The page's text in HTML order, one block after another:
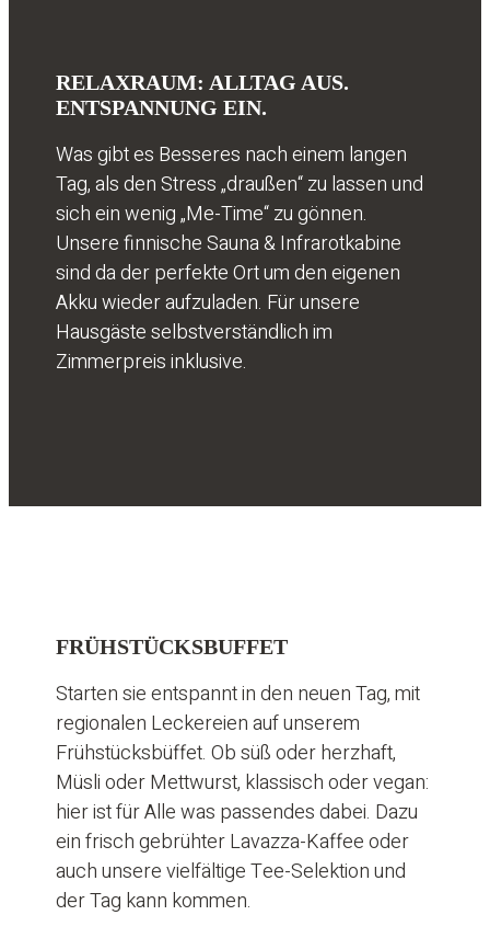
RELAXRAUM: ALLTAG AUS.
ENTSPANNUNG EIN.
Was gibt es Besseres nach einem langen
Tag, als den Stress „draußen“ zu lassen und
sich ein wenig „Me-Time“ zu gönnen.
Unsere finnische Sauna & Infrarotkabine
sind da der perfekte Ort um den eigenen
Akku wieder aufzuladen. Für unsere
Hausgäste selbstverständlich im
Zimmerpreis inklusive.
FRÜHSTÜCKSBUFFET
Starten sie entspannt in den neuen Tag, mit
regionalen Leckereien auf unserem
Frühstücksbüffet. Ob süß oder herzhaft,
Müsli oder Mettwurst, klassisch oder vegan:
hier ist für Alle was passendes dabei. Dazu
ein frisch gebrühter Lavazza-Kaffee oder
auch unsere vielfältige Tee-Selektion und
der Tag kann kommen.